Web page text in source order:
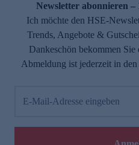
Newsletter abonnieren –
Ich möchte den HSE-
Trends, Angebote &
Dankeschön bekommen
Abmeldung ist jederzeit in
E-Mail-Adresse eingeben